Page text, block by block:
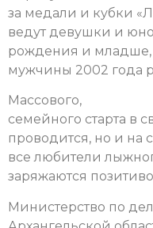
за медали и кубки
ведут девушки и
рождения и
мужчины 2002 года
Массового,
семейного старта в
проводится, но и на
все любители
заряжаются
Министерство по